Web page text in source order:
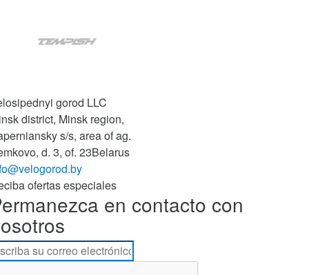
gorod LLC
district, Minsk region,
s/s, area of ag.
d. 3, of. 23Belarus
ofertas especiales
en contacto con